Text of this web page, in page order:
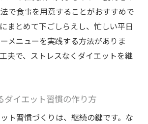
で食事を用意することがおすすめで
まとめて下ごしらえし、忙しい平日
メニューを実践する方法がありま
夫で、ストレスなくダイエットを継
ダイエット習慣の作り方
ト習慣づくりは、継続の鍵です。な